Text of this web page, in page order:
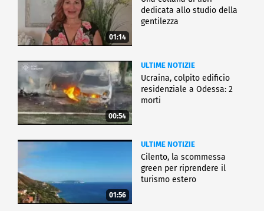
01:14
dedicata allo studio della
gentilezza
00:54
ULTIME NOTIZIE
Ucraina, colpito edificio
residenziale a Odessa: 2
morti
01:56
ULTIME NOTIZIE
Cilento, la scommessa
green per riprendere il
turismo estero